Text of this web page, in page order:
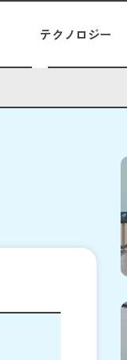
テクノロジー